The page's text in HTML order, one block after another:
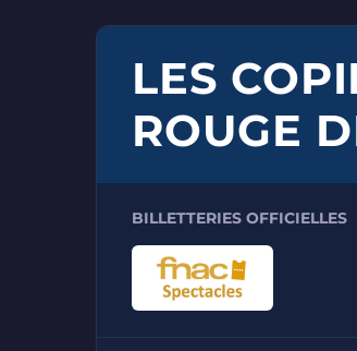
LES
ROUGE
BILLETTERIES OFFICIELLES